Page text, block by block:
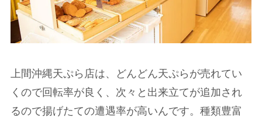
上間沖縄天ぷら店は、どんどん天ぷらが売れてい
くので回転率が良く、次々と出来立てが追加され
るので揚げたての遭遇率が高いんです。種類豊富